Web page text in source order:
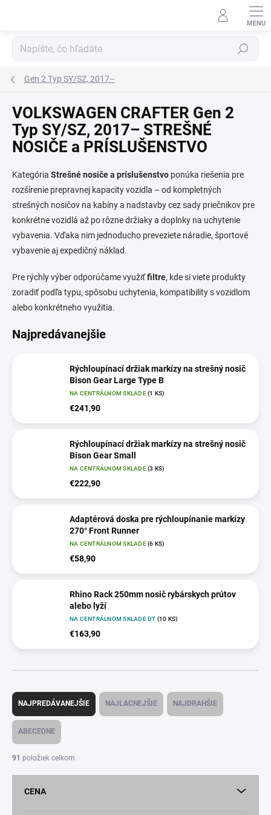
Hľadať
Gen 2 Typ SY/SZ, 2017–
VOLKSWAGEN CRAFTER Gen 2
Typ SY/SZ, 2017– STREŠNÉ
NOSIČE a PRÍSLUŠENSTVO
Kategória Strešné nosiče a príslušenstvo ponúka riešenia pre
rozšírenie prepravnej kapacity vozidla – od kompletných
strešných nosičov na kabíny a nadstavby cez sady priečnikov pre
konkrétne vozidlá až po rôzne držiaky a doplnky na uchytenie
vybavenia. Vďaka nim jednoducho preveziete náradie, športové
vybavenie aj expedičný náklad.
Pre rýchly výber odporúčame využiťfiltre, kde si viete produkty
zoradiť podľa typu, spôsobu uchytenia, kompatibility s vozidlom
alebo konkrétneho využitia.
Najpredávanejšie
Rýchloupínací držiak markízy na strešný nosič
Bison Gear Large Type B
NA CENTRÁLNOM SKLADE(1 KS)
€241,90
Rýchloupínací držiak markízy na strešný nosič
Bison Gear Small
NA CENTRÁLNOM SKLADE(3 KS)
€222,90
Adaptérová doska pre rýchloupínanie markízy
270° Front Runner
NA CENTRÁLNOM SKLADE(6 KS)
€58,90
Rhino Rack 250mm nosič rybárskych prútov
alebo lyží
NA CENTRÁLNOM SKLADE DT (10 KS)
€163,90
R
d
n
i
NAJPREDÁVANEJŠIE NAJLACNEJŠIE NAJDRAHŠIE
ABECEDNE
91 položiek celkom
CENA